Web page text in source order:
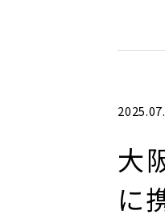
大
に